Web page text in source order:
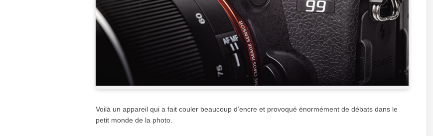
Voilà un appareil qui a fait couler beaucoup d’encre et provoqué énormément de débats dans le
petit monde de la photo.